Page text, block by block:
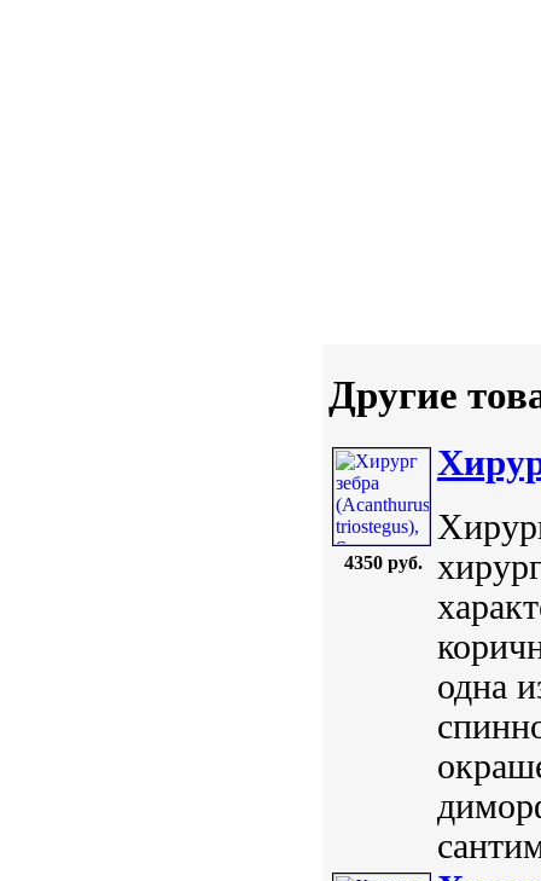
Другие
4350 руб.
одна